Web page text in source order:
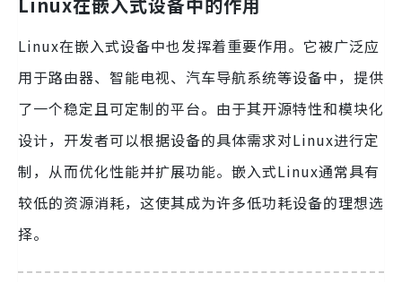
Linux在嵌入式设备中也发挥着重要作用。它被广泛应
用于路由器、智能电视、汽车导航系统等设备中，提供
了一个稳定且可定制的平台。由于其开源特性和模块化
设计，开发者可以根据设备的具体需求对Linux进行定
制，从而优化性能并扩展功能。嵌入式Linux通常具有
较低的资源消耗，这使其成为许多低功耗设备的理想选
择。